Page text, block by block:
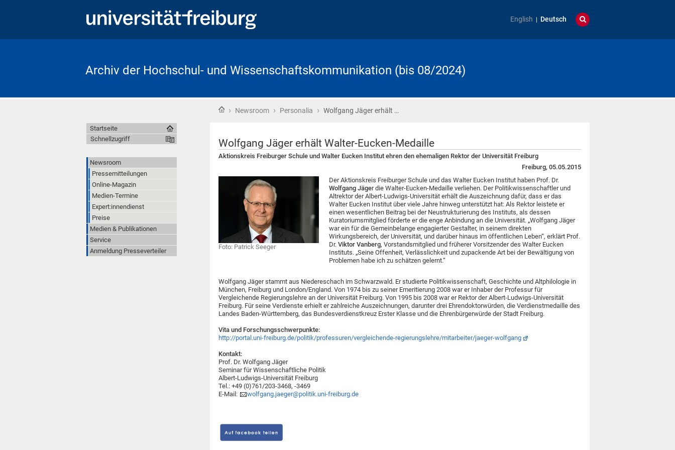
English Deutsch
Archiv der Hochschul- und Wissenschaftskommunikation (bis 08/2024)
Startseite
› Newsroom › Personalia › Wolfgang Jäger erhält …
Wolfgang Jäger erhält Walter-Eucken-Medaille
Aktionskreis Freiburger Schule und Walter Eucken Institut ehren den ehemaligen Rektor der Universität Freiburg
Freiburg, 05.05.2015
Foto: Patrick Seeger
Der Aktionskreis Freiburger Schule und das Walter Eucken Institut haben Prof. Dr.
Wolfgang Jäger die Walter-Eucken-Medaille verliehen. Der Politikwissenschaftler und
Altrektor der Albert-Ludwigs-Universität erhält die Auszeichnung dafür, dass er das
Walter Eucken Institut über viele Jahre hinweg unterstützt hat: Als Rektor leistete er
einen wesentlichen Beitrag bei der Neustrukturierung des Instituts, als dessen
Kuratoriumsmitglied förderte er die enge Anbindung an die Universität. „Wolfgang Jäger
war ein für die Gemeinbelange engagierter Gestalter, in seinem direkten
Wirkungsbereich, der Universität, und darüber hinaus im öffentlichen Leben“, erklärt Prof.
Dr. Viktor Vanberg, Vorstandsmitglied und früherer Vorsitzender des Walter Eucken
Instituts. „Seine Offenheit, Verlässlichkeit und zupackende Art bei der Bewältigung von
Problemen habe ich zu schätzen gelernt.“
Wolfgang Jäger stammt aus Niedereschach im Schwarzwald. Er studierte Politikwissenschaft, Geschichte und Altphilologie in
München, Freiburg und London/England. Von 1974 bis zu seiner Emeritierung 2008 war er Inhaber der Professur für
Vergleichende Regierungslehre an der Universität Freiburg. Von 1995 bis 2008 war er Rektor der Albert-Ludwigs-Universität
Freiburg. Für seine Verdienste erhielt er zahlreiche Auszeichnungen, darunter drei Ehrendoktorwürden, die Verdienstmedaille des
Landes Baden-Württemberg, das Bundesverdienstkreuz Erster Klasse und die Ehrenbürgerwürde der Stadt Freiburg.
Vita und Forschungsschwerpunkte:
http://portal.uni-freiburg.de/politik/professuren/vergleichende-regierungslehre/mitarbeiter/jaeger-wolfgang
Kontakt:
Prof. Dr. Wolfgang Jäger
Seminar für Wissenschaftliche Politik
Albert-Ludwigs-Universität Freiburg
Tel.: +49 (0)761/203-3468, -3469
E-Mail:
wolfgang.jaeger@politik.uni-freiburg.de
Startseite
Schnellzugriff
Newsroom
Pressemitteilungen
Online-Magazin
Medien-Termine
Expert:innendienst
Preise
Medien & Publikationen
Service
Anmeldung Presseverteiler